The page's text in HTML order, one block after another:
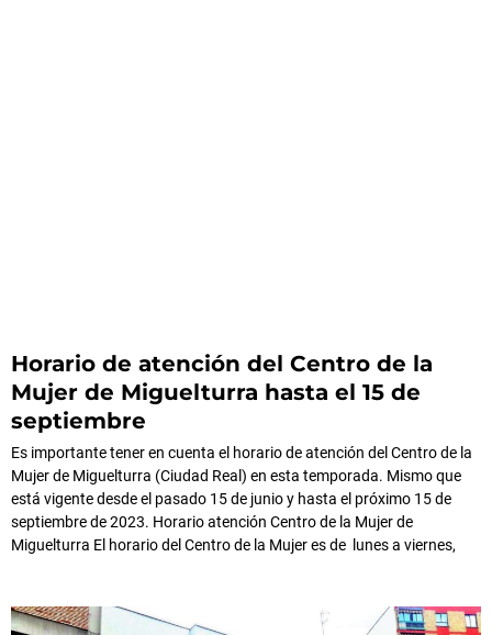
Horario de atención del Centro de la
Mujer de Miguelturra hasta el 15 de
septiembre
Es importante tener en cuenta el horario de atención del Centro de la
Mujer de Miguelturra (Ciudad Real) en esta temporada. Mismo que
está vigente desde el pasado 15 de junio y hasta el próximo 15 de
septiembre de 2023. Horario atención Centro de la Mujer de
Miguelturra El horario del Centro de la Mujer es de lunes a viernes,